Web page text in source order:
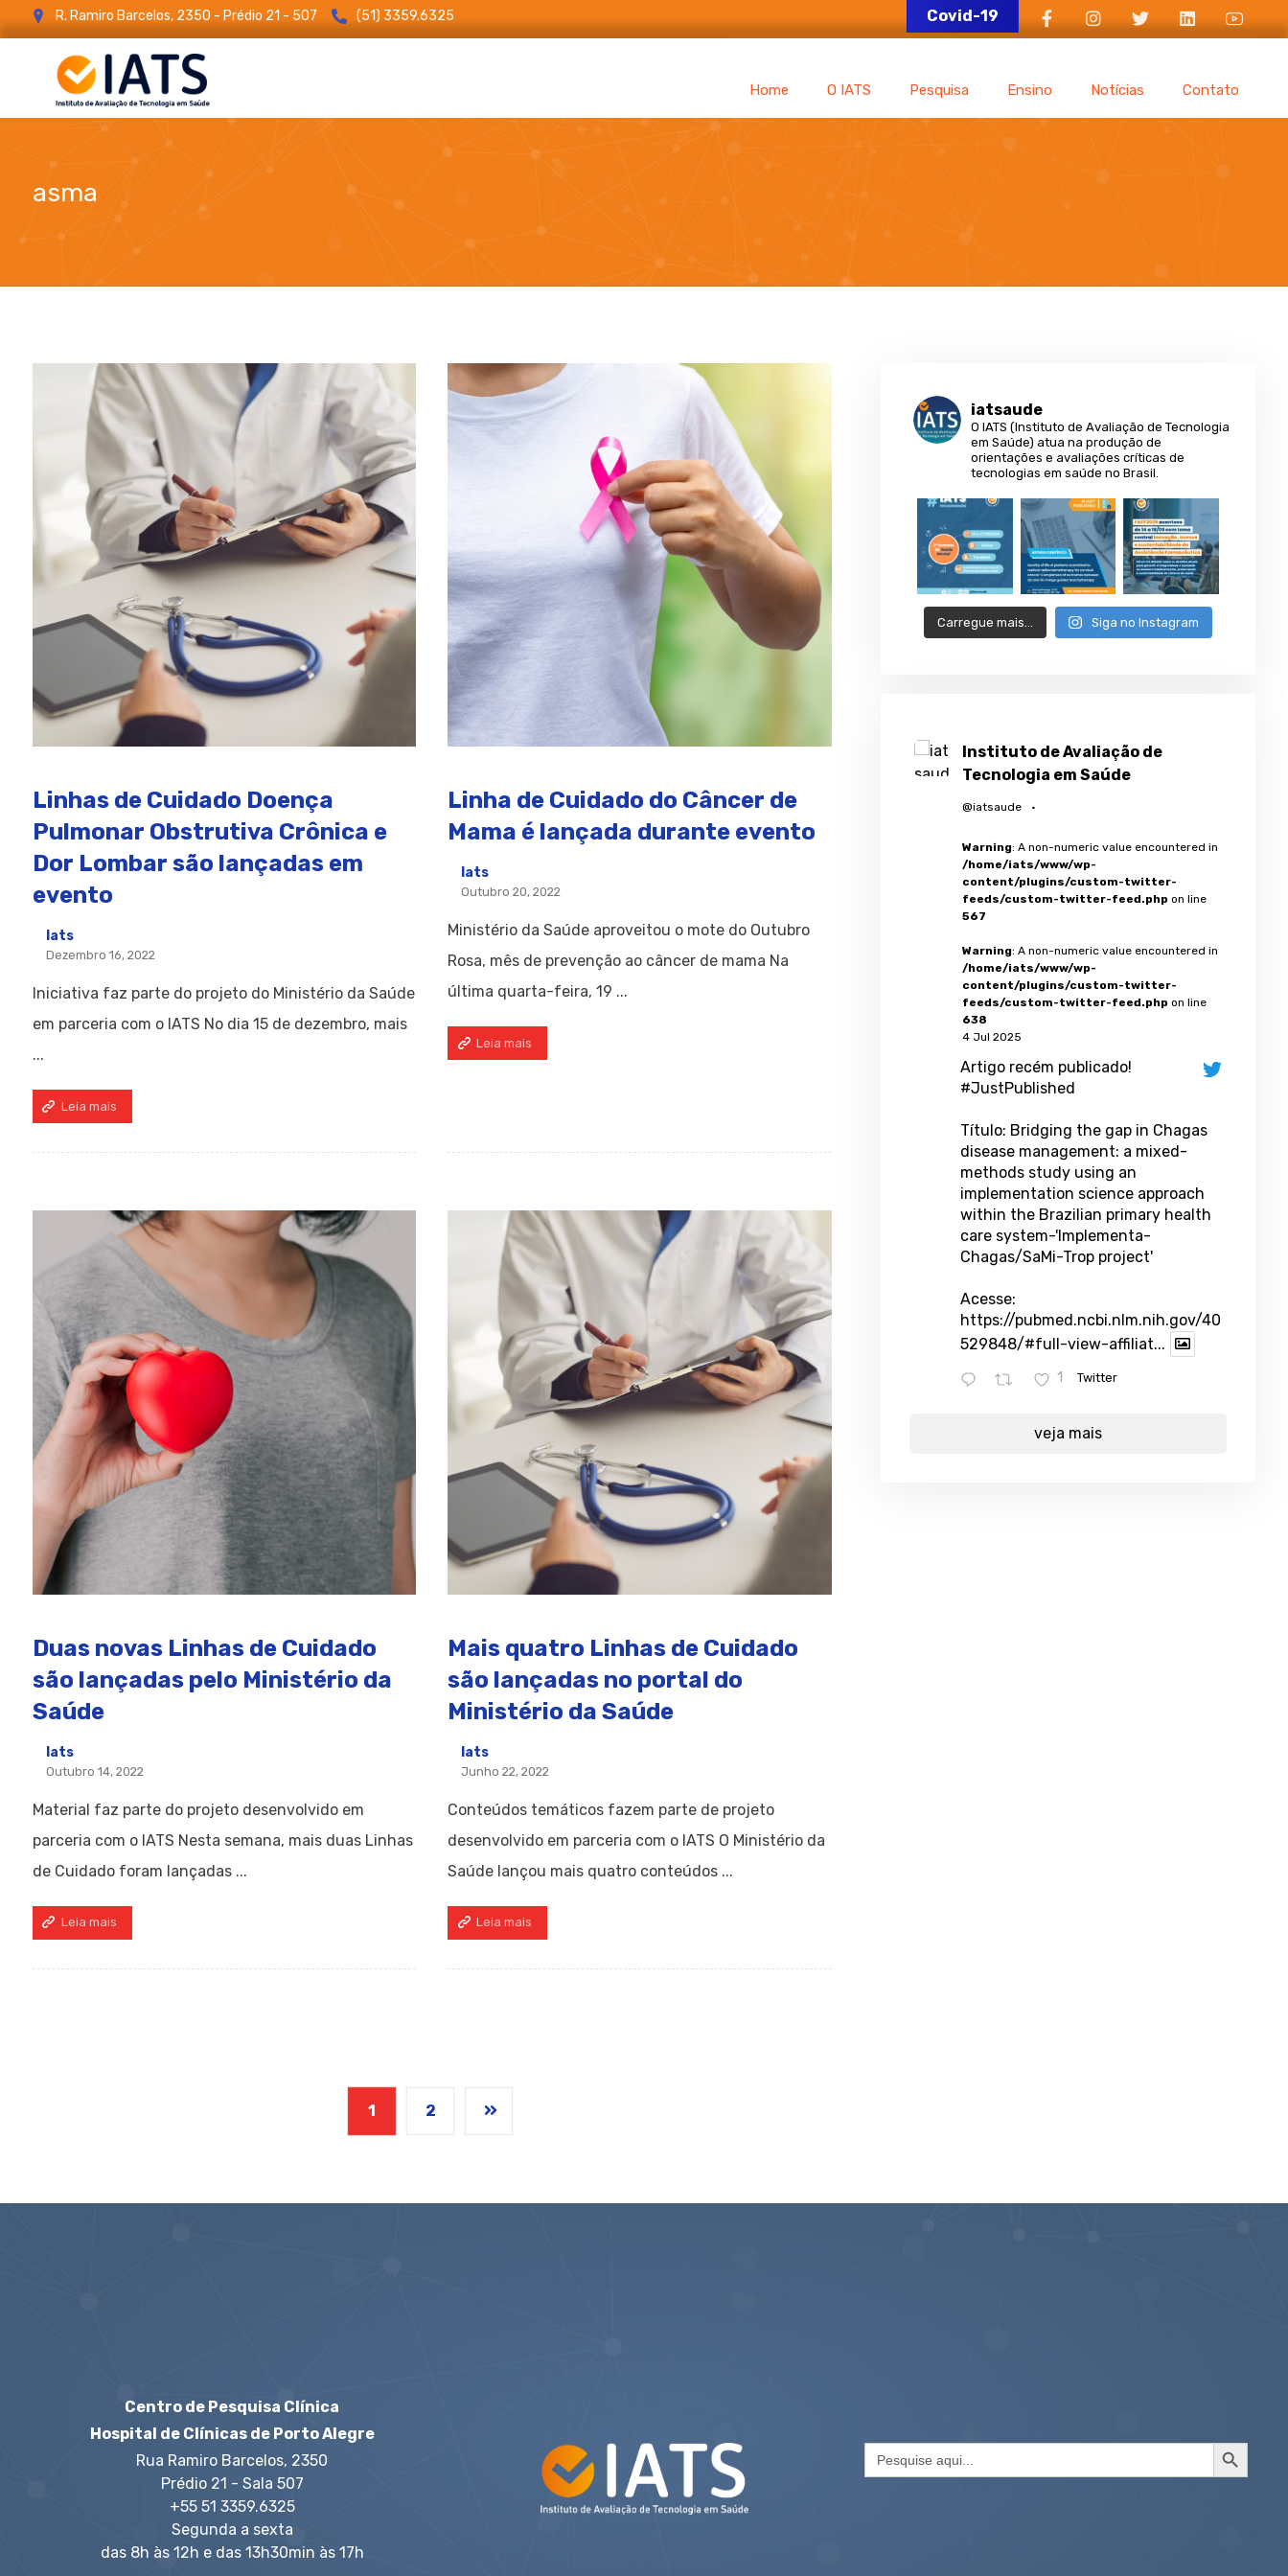
R. Ramiro Barcelos, 2350 - Prédio 21 - 507 (51) 3359.6325 Covid-19
Home O IATS Pesquisa Ensino Notícias Contato
asma
Linhas de Cuidado Doença
Pulmonar Obstrutiva Crônica e
Dor Lombar são lançadas em
evento
Iats
Dezembro 16, 2022
Iniciativa faz parte do projeto do Ministério da Saúde
em parceria com o IATS No dia 15 de dezembro, mais
...
Leia mais
Linha de Cuidado do Câncer de
Mama é lançada durante evento
Iats
Outubro 20, 2022
Ministério da Saúde aproveitou o mote do Outubro
Rosa, mês de prevenção ao câncer de mama Na
última quarta-feira, 19 ...
Leia mais
Duas novas Linhas de Cuidado
são lançadas pelo Ministério da
Saúde
Iats
Outubro 14, 2022
Material faz parte do projeto desenvolvido em
parceria com o IATS Nesta semana, mais duas Linhas
de Cuidado foram lançadas ...
Leia mais
Mais quatro Linhas de Cuidado
são lançadas no portal do
Ministério da Saúde
Iats
Junho 22, 2022
Conteúdos temáticos fazem parte de projeto
desenvolvido em parceria com o IATS O Ministério da
Saúde lançou mais quatro conteúdos ...
Leia mais
1 2
iatsaude
O IATS (Instituto de Avaliação de Tecnologia
em Saúde) atua na produção de
orientações e avaliações críticas de
tecnologias em saúde no Brasil.
Carregue mais… Siga no Instagram
Instituto de Avaliação de
Tecnologia em Saúde
@iatsaude ·
Warning: A non-numeric value encountered in
/home/iats/www/wp-
content/plugins/custom-twitter-
feeds/custom-twitter-feed.php on line
567
Warning: A non-numeric value encountered in
/home/iats/www/wp-
content/plugins/custom-twitter-
feeds/custom-twitter-feed.php on line
638
4 Jul 2025
Artigo recém publicado!
#JustPublished
Título: Bridging the gap in Chagas
disease management: a mixed-
methods study using an
implementation science approach
within the Brazilian primary health
care system-'Implementa-
Chagas/SaMi-Trop project'
Acesse:
https://pubmed.ncbi.nlm.nih.gov/40
529848/#full-view-affiliat...
1 Twitter
veja mais
Centro de Pesquisa Clínica
Hospital de Clínicas de Porto Alegre
Rua Ramiro Barcelos, 2350
Prédio 21 - Sala 507
+55 51 3359.6325
Segunda a sexta
das 8h às 12h e das 13h30min às 17h
Search
for:
Search Button